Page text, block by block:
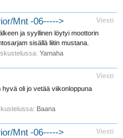
Viesti
Mnt -06----->
ja syyllinen löytyi moottorin
sisällä liitin mustana.
Yamaha
Viesti
oli jo vetää viikonloppuna
Baana
Viesti
Mnt -06----->